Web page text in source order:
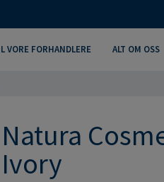
VORE FORHANDLERE ALT OM OSS
Natura
Ivory